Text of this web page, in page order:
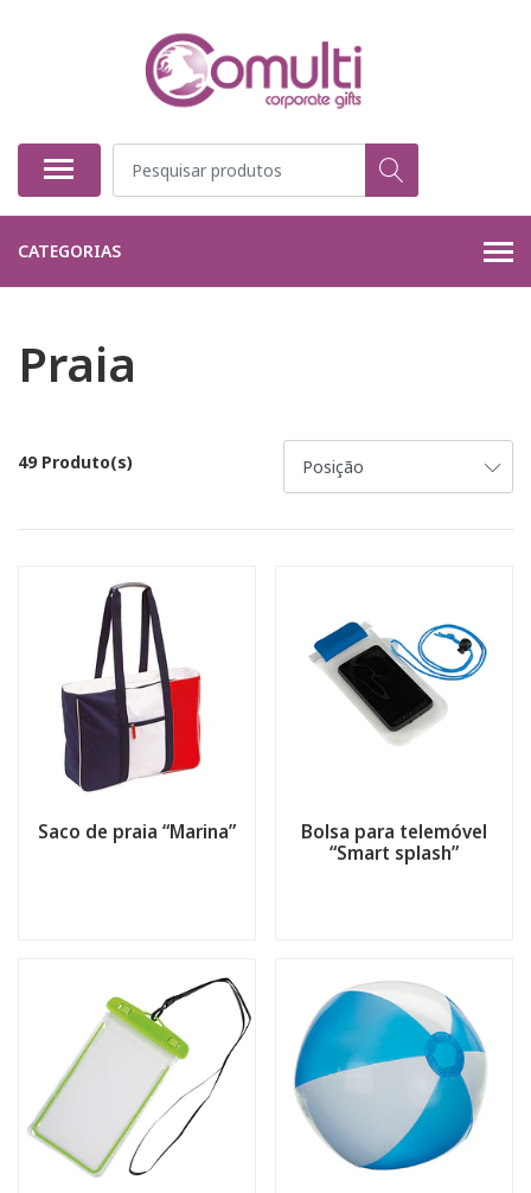
CATEGORIAS
Praia
49 Produto(s)
Saco de praia “Marina”
Bolsa para telemóvel
“Smart splash”